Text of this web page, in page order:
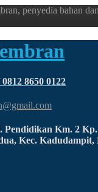
penyedia bahan
8650 0122
Pendidikan Km. 2
Kec.